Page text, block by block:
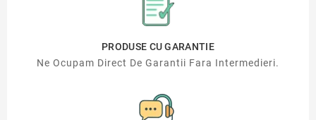
PRODUSE CU GARANTIE
Ne Ocupam Direct De Garantii Fara Intermedieri.